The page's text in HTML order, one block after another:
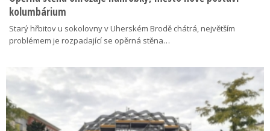
kolumbárium
Starý hřbitov u sokolovny v Uherském Brodě chátrá, největším
problémem je rozpadající se opěrná stěna…